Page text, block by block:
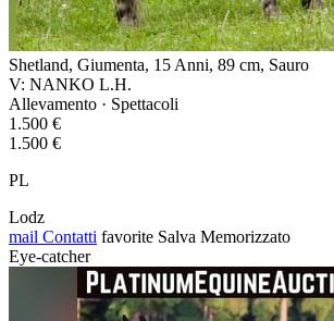
Shetland, Giumenta, 15 Anni, 89 cm, Sauro
V: NANKO L.H.
Allevamento · Spettacoli
1.500 €
1.500 €
PL
Lodz
mail Contatti favorite Salva Memorizzato
Eye-catcher